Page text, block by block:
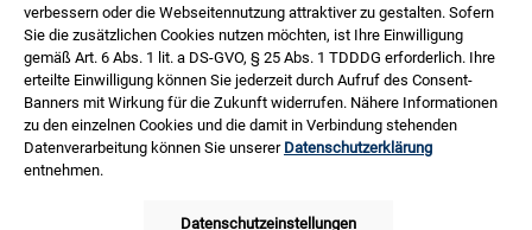
Service
Informationen
Netzwerk
Bezahlen
verbessern oder die Webseitennutzung attraktiver zu gestalten. Sofern
Sie die zusätzlichen Cookies nutzen möchten, ist Ihre Einwilligung
gemäß Art. 6 Abs. 1 lit. a DS-GVO, § 25 Abs. 1 TDDDG erforderlich. Ihre
erteilte Einwilligung können Sie jederzeit durch Aufruf des Consent-
Banners mit Wirkung für die Zukunft widerrufen. Nähere Informationen
zu den einzelnen Cookies und die damit in Verbindung stehenden
Datenverarbeitung können Sie unserer Datenschutzerklärung
entnehmen.
Datenschutzeinstellungen